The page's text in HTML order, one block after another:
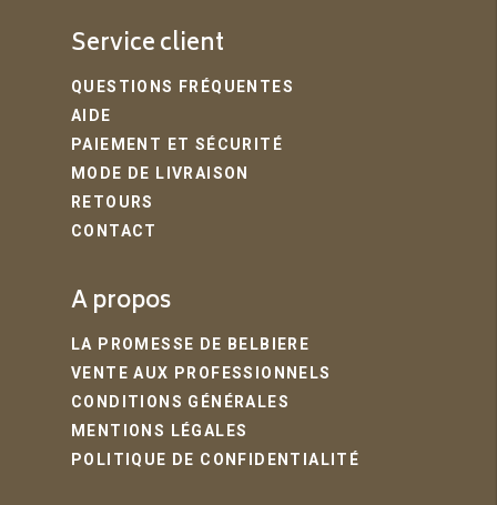
Service client
QUESTIONS FRÉQUENTES
AIDE
PAIEMENT ET SÉCURITÉ
MODE DE LIVRAISON
RETOURS
CONTACT
A propos
LA PROMESSE DE BELBIERE
VENTE AUX PROFESSIONNELS
CONDITIONS GÉNÉRALES
MENTIONS LÉGALES
POLITIQUE DE CONFIDENTIALITÉ